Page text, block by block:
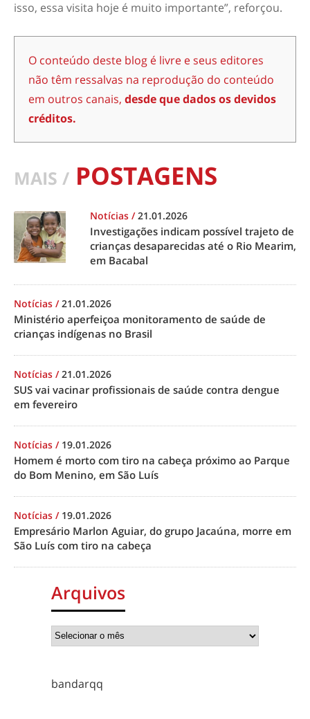
isso, essa visita hoje é muito importante”, reforçou.
O conteúdo deste blog é livre e seus editores
não têm ressalvas na reprodução do conteúdo
em outros canais, desde que dados os devidos
créditos.
MAIS / POSTAGENS
Notícias /21.01.2026
Investigações indicam possível trajeto de
crianças desaparecidas até o Rio Mearim,
em Bacabal
Notícias /21.01.2026
Ministério aperfeiçoa monitoramento de saúde de
crianças indígenas no Brasil
Notícias /21.01.2026
SUS vai vacinar profissionais de saúde contra dengue
em fevereiro
Notícias / 19.01.2026
Homem é morto com tiro na cabeça próximo ao Parque
do Bom Menino, em São Luís
Notícias / 19.01.2026
Empresário Marlon Aguiar, do grupo Jacaúna, morre em
São Luís com tiro na cabeça
Arquivos
bandarqq